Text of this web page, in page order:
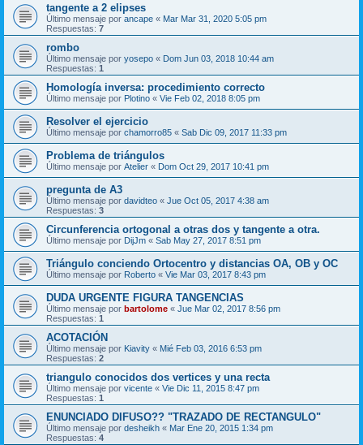
tangente a 2 elipses
Último mensaje por ancape « Mar Mar 31, 2020 5:05 pm
Respuestas: 7
rombo
Último mensaje por yosepo « Dom Jun 03, 2018 10:44 am
Respuestas: 1
Homología inversa: procedimiento correcto
Último mensaje por Plotino « Vie Feb 02, 2018 8:05 pm
Resolver el ejercicio
Último mensaje por chamorro85 « Sab Dic 09, 2017 11:33 pm
Problema de triángulos
Último mensaje por Atelier « Dom Oct 29, 2017 10:41 pm
pregunta de A3
Último mensaje por davidteo « Jue Oct 05, 2017 4:38 am
Respuestas: 3
Circunferencia ortogonal a otras dos y tangente a otra.
Último mensaje por DijJm « Sab May 27, 2017 8:51 pm
Triángulo conciendo Ortocentro y distancias OA, OB y OC
Último mensaje por Roberto « Vie Mar 03, 2017 8:43 pm
DUDA URGENTE FIGURA TANGENCIAS
Último mensaje por bartolome « Jue Mar 02, 2017 8:56 pm
Respuestas: 1
ACOTACIÓN
Último mensaje por Kiavity « Mié Feb 03, 2016 6:53 pm
Respuestas: 2
triangulo conocidos dos vertices y una recta
Último mensaje por vicente « Vie Dic 11, 2015 8:47 pm
Respuestas: 1
ENUNCIADO DIFUSO?? "TRAZADO DE RECTANGULO"
Último mensaje por desheikh « Mar Ene 20, 2015 1:34 pm
Respuestas: 4